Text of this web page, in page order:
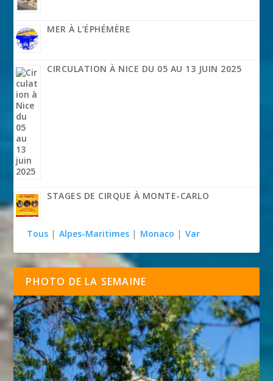
MER À L’ÉPHÉMÈRE
CIRCULATION À NICE DU 05 AU 13 JUIN 2025
STAGES DE CIRQUE À MONTE-CARLO
Tous | Alpes-Maritimes | Monaco | Var
PHOTO DE LA SEMAINE